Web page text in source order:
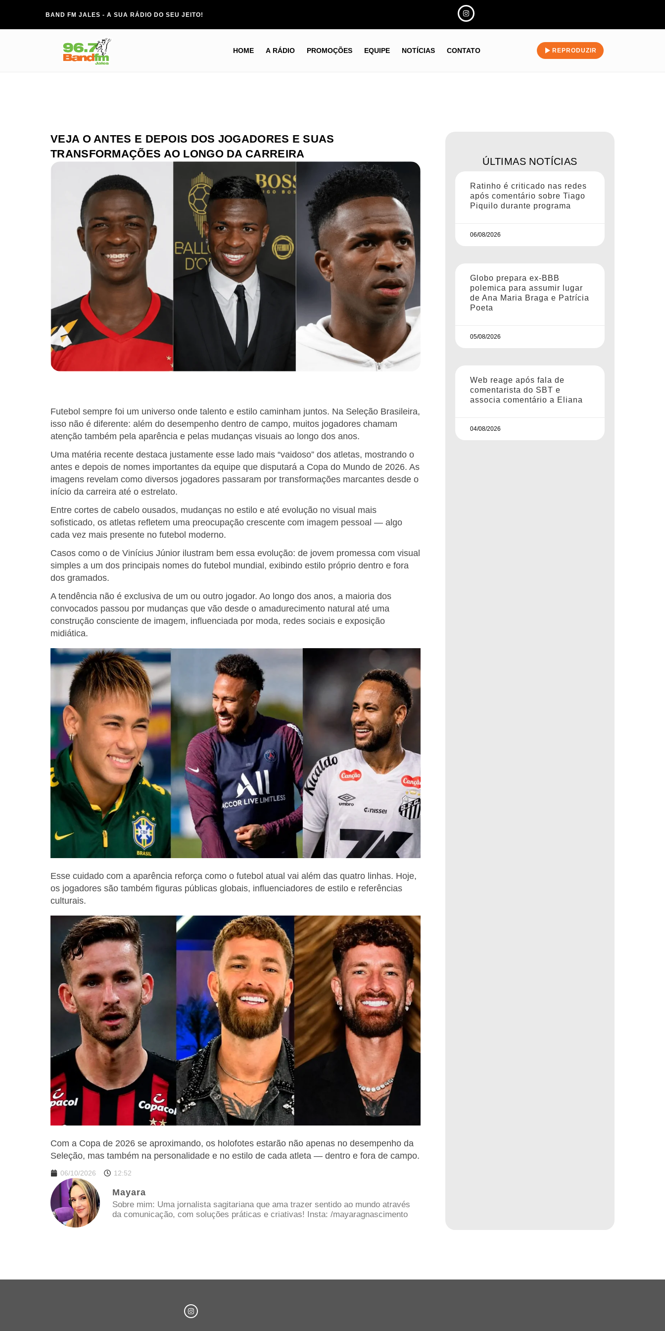
BAND FM JALES - A SUA RÁDIO DO SEU JEITO!
HOME A RÁDIO PROMOÇÕES EQUIPE NOTÍCIAS CONTATO REPRODUZIR
VEJA O ANTES E DEPOIS DOS JOGADORES E SUAS
TRANSFORMAÇÕES AO LONGO DA CARREIRA
Futebol sempre foi um universo onde talento e estilo caminham juntos. Na Seleção Brasileira,
isso não é diferente: além do desempenho dentro de campo, muitos jogadores chamam
atenção também pela aparência e pelas mudanças visuais ao longo dos anos.
Uma matéria recente destaca justamente esse lado mais “vaidoso” dos atletas, mostrando o
antes e depois de nomes importantes da equipe que disputará a Copa do Mundo de 2026. As
imagens revelam como diversos jogadores passaram por transformações marcantes desde o
início da carreira até o estrelato.
Entre cortes de cabelo ousados, mudanças no estilo e até evolução no visual mais
sofisticado, os atletas refletem uma preocupação crescente com imagem pessoal — algo
cada vez mais presente no futebol moderno.
Casos como o de Vinícius Júnior ilustram bem essa evolução: de jovem promessa com visual
simples a um dos principais nomes do futebol mundial, exibindo estilo próprio dentro e fora
dos gramados.
A tendência não é exclusiva de um ou outro jogador. Ao longo dos anos, a maioria dos
convocados passou por mudanças que vão desde o amadurecimento natural até uma
construção consciente de imagem, influenciada por moda, redes sociais e exposição
midiática.
Esse cuidado com a aparência reforça como o futebol atual vai além das quatro linhas. Hoje,
os jogadores são também figuras públicas globais, influenciadores de estilo e referências
culturais.
Com a Copa de 2026 se aproximando, os holofotes estarão não apenas no desempenho da
Seleção, mas também na personalidade e no estilo de cada atleta — dentro e fora de campo.
06/10/2026 12:52
Mayara
Sobre mim: Uma jornalista sagitariana que ama trazer sentido ao mundo através
da comunicação, com soluções práticas e criativas! Insta: /mayaragnascimento
ÚLTIMAS NOTÍCIAS
Ratinho é criticado nas redes
após comentário sobre Tiago
Piquilo durante programa
06/08/2026
Globo prepara ex-BBB
polemica para assumir lugar
de Ana Maria Braga e Patrícia
Poeta
05/08/2026
Web reage após fala de
comentarista do SBT e
associa comentário a Eliana
04/08/2026